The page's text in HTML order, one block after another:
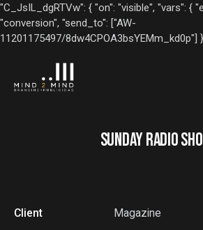
"C_JsIL_dgRTVw": { "on": "visible", "vars": {
"conversion", "send_to": ["AW-
11201175497/8dw4CPOA3bsYEMm_kd0p"]
SUNDAY RADIO
Client
Magazine